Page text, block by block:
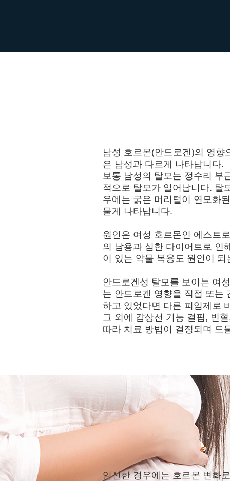
남성 호르몬(안드로겐)의 영
은 남성과 다르게 나타납니다.
보통 남성의 탈모는 정수리 부
적으로 탈모가 일어납니다. 탈
우에는 굵은 머리털이 연모화
물게 나타납니다.
원인은 여성 호르몬인 에스트
의 남용과 심한 다이어트로 인
이 있는 약물 복용도 원인이
안드로겐성 탈모를 보이는 여
는 안드로겐 영향을 직접 또는
하고 있었다면 다른 피임제로
그 외에 갑상선 기능 결핍, 빈
따라 치료 방법이 결정되며 드
임신한 경우에는 호르몬 변화